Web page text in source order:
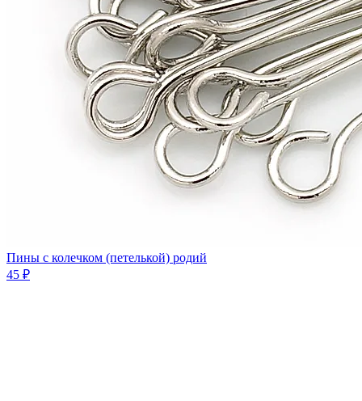
Пины с колечком (петелькой) родий
45 ₽